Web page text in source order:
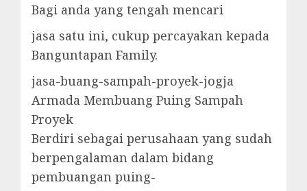
Bagi anda yang tengah mencari
jasa satu ini, cukup percayakan kepada
Banguntapan Family.
jasa-buang-sampah-proyek-jogja
Armada Membuang Puing Sampah
Proyek
Berdiri sebagai perusahaan yang sudah
berpengalaman dalam bidang
pembuangan puing-